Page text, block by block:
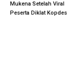
Mukena Setelah Viral
Peserta Diklat Kopdes